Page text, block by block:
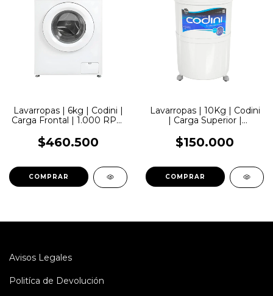
Lavarropas | 6kg | Codini |
Carga Frontal | 1.000 RPM
$460.500
COMPRAR
Lavarropas | 10Kg | Codini
| Carga Superior |
$150.000
COMPRAR
Avisos Legales
Politíca de Devolución